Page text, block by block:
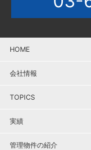
HOME
会社情報
TOPICS
実績
管理物件の紹介